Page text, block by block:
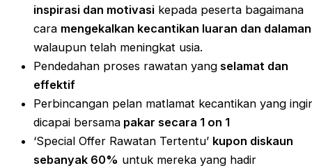
inspirasi dan motivasi kepada peserta bagaimana
cara mengekalkan kecantikan luaran dan dalaman
walaupun telah meningkat usia.
Pendedahan proses rawatan yang selamat dan
effektif
Perbincangan pelan matlamat kecantikan yang
dicapai bersama pakar secara 1 on 1
‘Special Offer Rawatan Tertentu’ kupon diskaun
sebanyak 60% untuk mereka yang hadir